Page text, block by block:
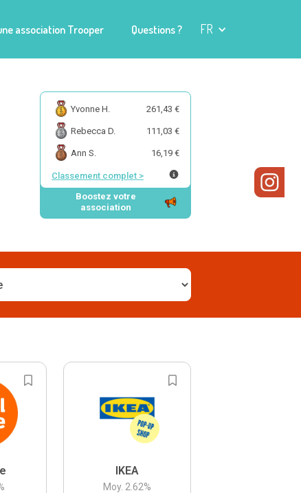
association Trooper Questions ? FR
Yvonne H. 261,43 €
Rebecca D. 111,03 €
Ann S. 16,19 €
Classement complet >
Boostez votre
association
IKEA
Moy. 2.62%